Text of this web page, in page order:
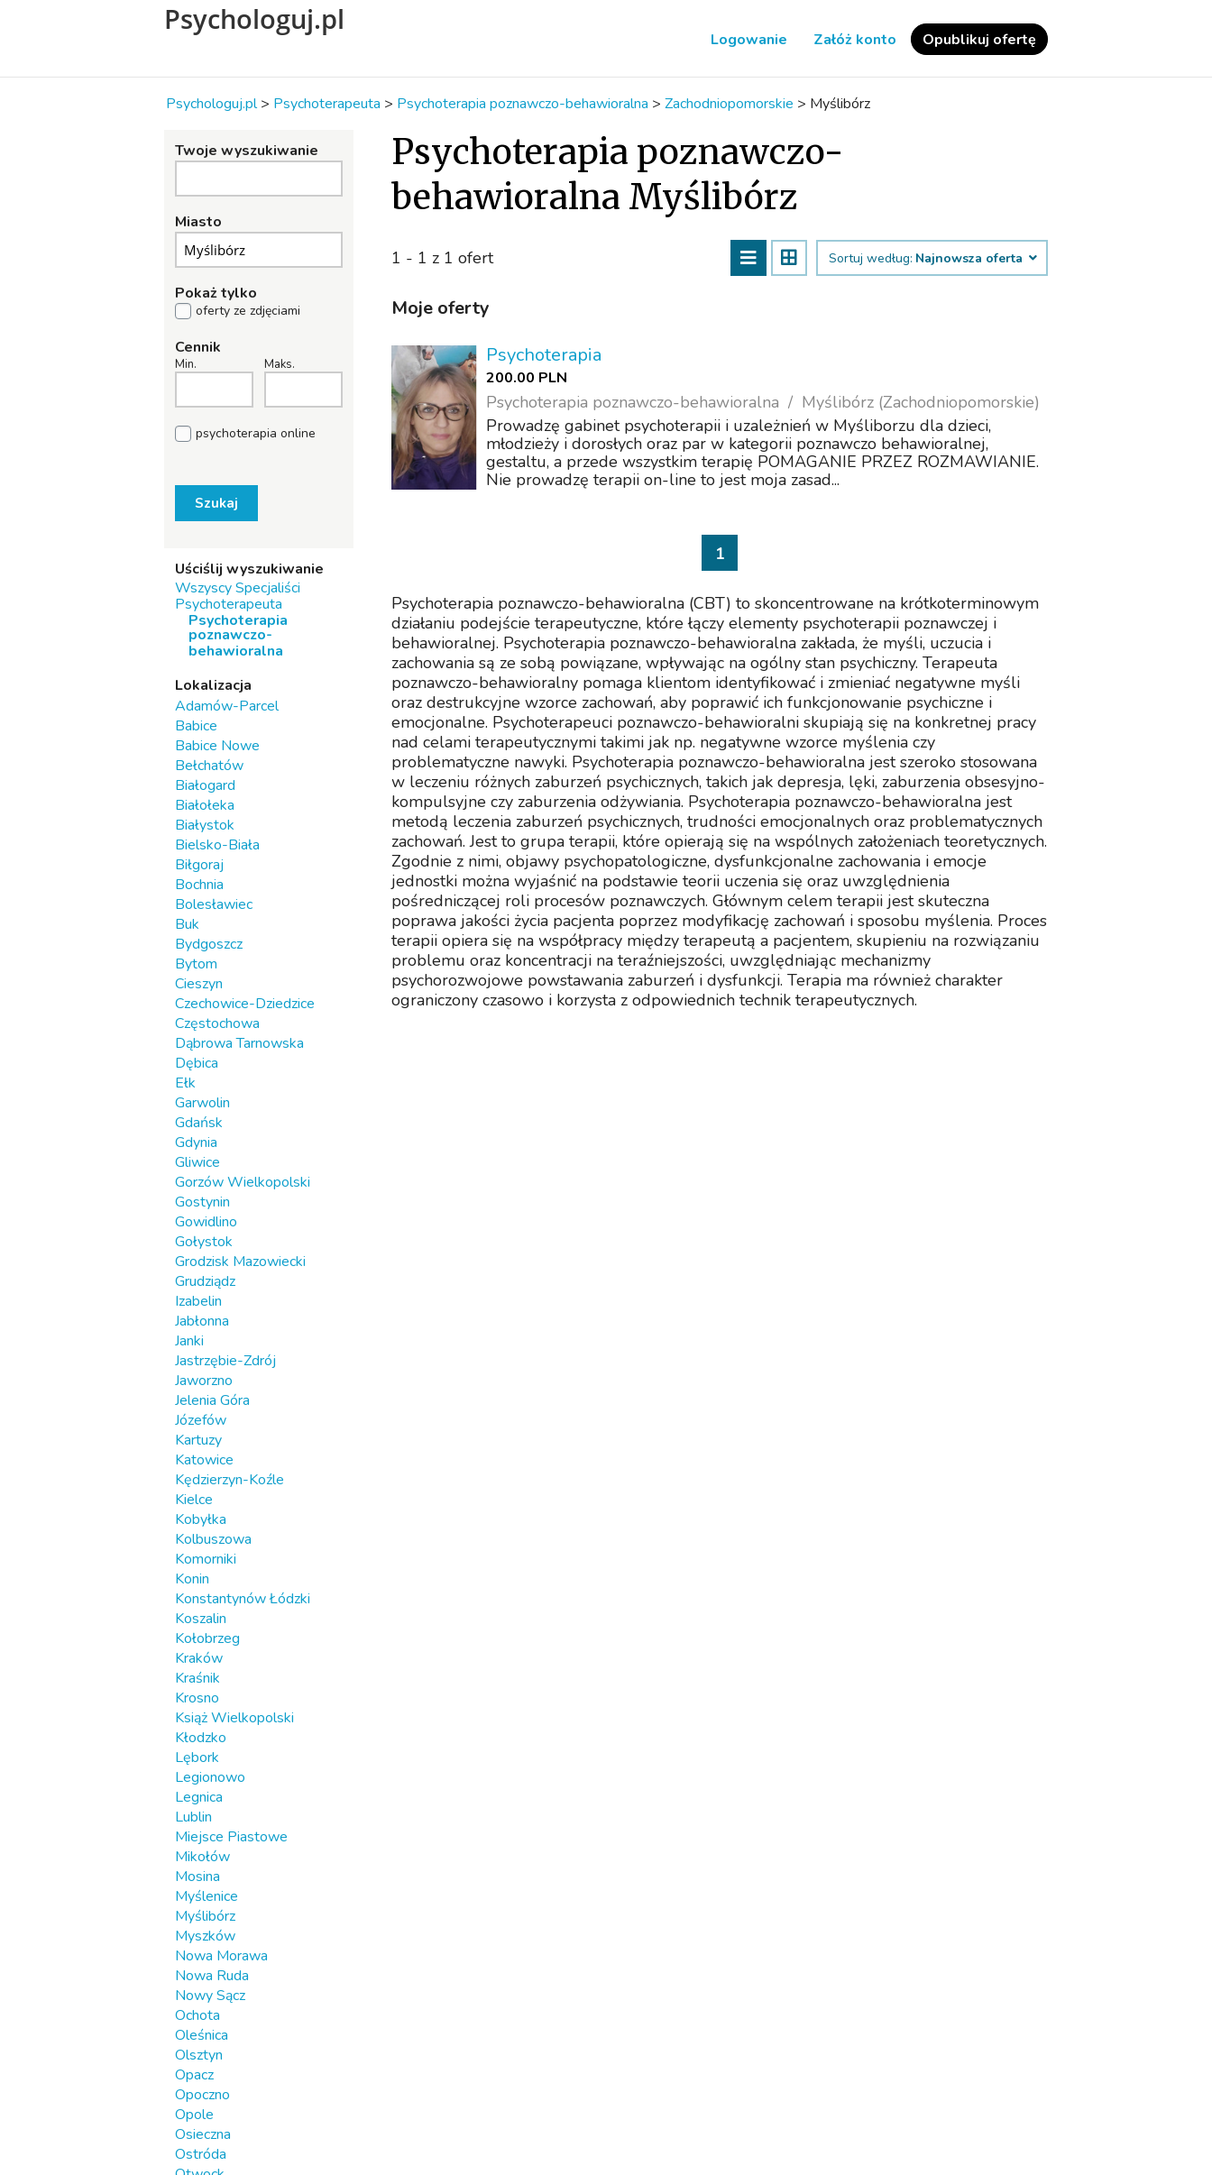
Psychologuj.pl
Logowanie Załóż konto Opublikuj ofertę
Psychologuj.pl > Psychoterapeuta > Psychoterapia poznawczo-behawioralna > Zachodniopomorskie > Myślibórz
Twoje wyszukiwanie
Miasto
Pokaż tylko
oferty ze zdjęciami
Cennik
Min. Maks.
psychoterapia online
Szukaj
Uściślij wyszukiwanie
Wszyscy Specjaliści
Psychoterapeuta
Psychoterapia
poznawczo-
behawioralna
Lokalizacja
Adamów-Parcel
Babice
Babice Nowe
Bełchatów
Białogard
Białołeka
Białystok
Bielsko-Biała
Biłgoraj
Bochnia
Bolesławiec
Buk
Bydgoszcz
Bytom
Cieszyn
Czechowice-Dziedzice
Częstochowa
Dąbrowa Tarnowska
Dębica
Ełk
Garwolin
Gdańsk
Gdynia
Gliwice
Gorzów Wielkopolski
Gostynin
Gowidlino
Gołystok
Grodzisk Mazowiecki
Grudziądz
Izabelin
Jabłonna
Janki
Jastrzębie-Zdrój
Jaworzno
Jelenia Góra
Józefów
Kartuzy
Katowice
Kędzierzyn-Koźle
Kielce
Kobyłka
Kolbuszowa
Komorniki
Konin
Konstantynów Łódzki
Koszalin
Kołobrzeg
Kraków
Kraśnik
Krosno
Książ Wielkopolski
Kłodzko
Lębork
Legionowo
Legnica
Lublin
Miejsce Piastowe
Mikołów
Mosina
Myślenice
Myślibórz
Myszków
Nowa Morawa
Nowa Ruda
Nowy Sącz
Ochota
Oleśnica
Olsztyn
Opacz
Opoczno
Opole
Osieczna
Ostróda
Psychoterapia poznawczo-
behawioralna Myślibórz
1 - 1 z 1 ofert Sortuj według: Najnowsza oferta
Moje oferty
Psychoterapia
200.00 PLN
Psychoterapia poznawczo-behawioralna
Myślibórz (Zachodniopomorskie)
Prowadzę gabinet psychoterapii i uzależnień w Myśliborzu dla dzieci,
młodzieży i dorosłych oraz par w kategorii poznawczo behawioralnej,
gestaltu, a przede wszystkim terapię POMAGANIE PRZEZ ROZMAWIANIE.
Nie prowadzę terapii on-line to jest moja zasad...
1
Psychoterapia poznawczo-behawioralna (CBT) to skoncentrowane na krótkoterminowym
działaniu podejście terapeutyczne, które łączy elementy psychoterapii poznawczej i
behawioralnej. Psychoterapia poznawczo-behawioralna zakłada, że myśli, uczucia i
zachowania są ze sobą powiązane, wpływając na ogólny stan psychiczny. Terapeuta
poznawczo-behawioralny pomaga klientom identyfikować i zmieniać negatywne myśli
oraz destrukcyjne wzorce zachowań, aby poprawić ich funkcjonowanie psychiczne i
emocjonalne. Psychoterapeuci poznawczo-behawioralni skupiają się na konkretnej pracy
nad celami terapeutycznymi takimi jak np. negatywne wzorce myślenia czy
problematyczne nawyki. Psychoterapia poznawczo-behawioralna jest szeroko stosowana
w leczeniu różnych zaburzeń psychicznych, takich jak depresja, lęki, zaburzenia obsesyjno-
kompulsyjne czy zaburzenia odżywiania. Psychoterapia poznawczo-behawioralna jest
metodą leczenia zaburzeń psychicznych, trudności emocjonalnych oraz problematycznych
zachowań. Jest to grupa terapii, które opierają się na wspólnych założeniach teoretycznych.
Zgodnie z nimi, objawy psychopatologiczne, dysfunkcjonalne zachowania i emocje
jednostki można wyjaśnić na podstawie teorii uczenia się oraz uwzględnienia
pośredniczącej roli procesów poznawczych. Głównym celem terapii jest skuteczna
poprawa jakości życia pacjenta poprzez modyfikację zachowań i sposobu myślenia. Proces
terapii opiera się na współpracy między terapeutą a pacjentem, skupieniu na rozwiązaniu
problemu oraz koncentracji na teraźniejszości, uwzględniając mechanizmy
psychorozwojowe powstawania zaburzeń i dysfunkcji. Terapia ma również charakter
ograniczony czasowo i korzysta z odpowiednich technik terapeutycznych.